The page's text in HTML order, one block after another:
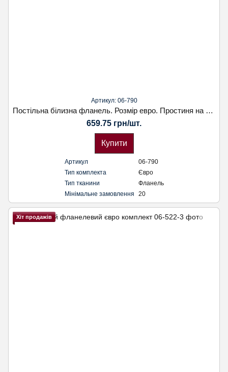
Артикул: 06-790
Постільна білизна фланель. Розмір евро. Простиня на резинці. Наволочка 50х70. Koloco
659.75 грн/шт.
Купити
Артикул
06-790
Тип комплекта
Євро
Тип тканини
Фланель
Мінімальне замовлення
20
Хіт продажів